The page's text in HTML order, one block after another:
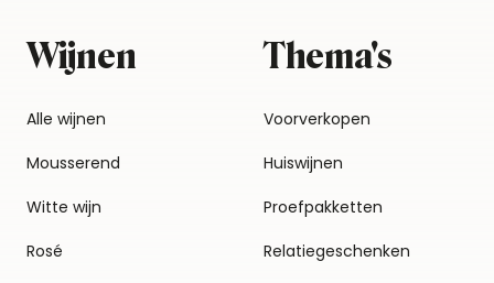
Wijnen
Alle wijnen
Mousserend
Witte wijn
Rosé
Thema's
Voorverkopen
Huiswijnen
Proefpakketten
Relatiegeschenken